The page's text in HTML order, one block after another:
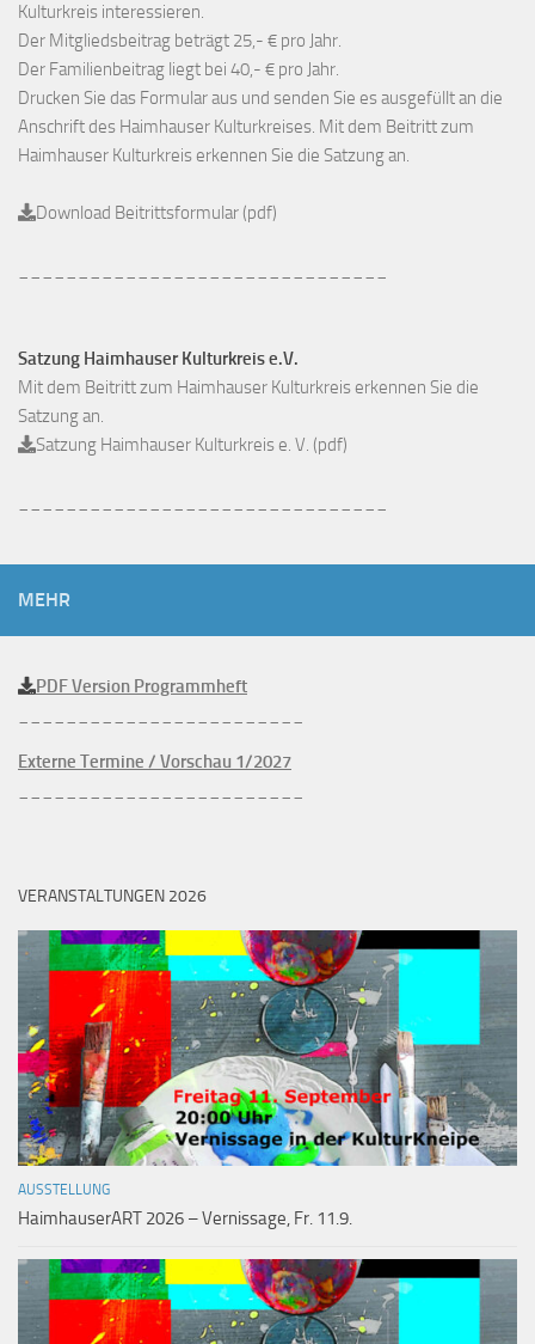
Kulturkreis interessieren.
Der Mitgliedsbeitrag beträgt 25,- € pro Jahr.
Der Familienbeitrag liegt bei 40,- € pro Jahr.
Drucken Sie das Formular aus und senden Sie es ausgefüllt an die
Anschrift des Haimhauser Kulturkreises. Mit dem Beitritt zum
Haimhauser Kulturkreis erkennen Sie die Satzung an.
Download Beitrittsformular (pdf)
Satzung Haimhauser Kulturkreis e.V.
Mit dem Beitritt zum Haimhauser Kulturkreis erkennen Sie die
Satzung an.
Satzung Haimhauser Kulturkreis e. V. (pdf)
MEHR
PDF Version Programmheft
Externe Termine / Vorschau 1/2027
VERANSTALTUNGEN 2026
AUSSTELLUNG
HaimhauserART 2026 – Vernissage, Fr. 11.9.